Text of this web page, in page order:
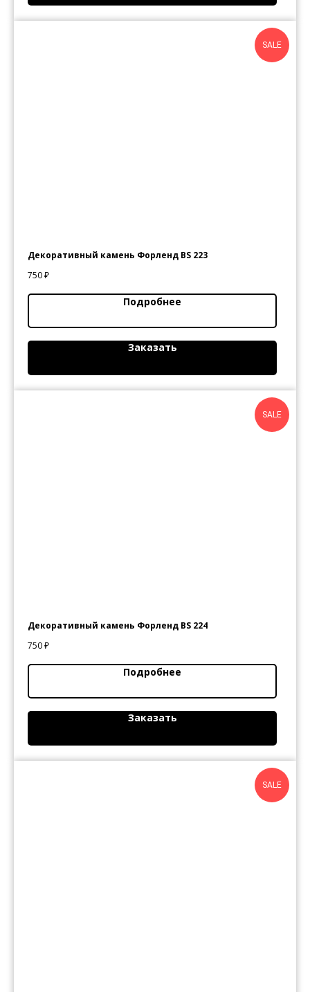
SALE
Декоративный камень Форленд BS 223
750₽
Подробнее
Заказать
SALE
Декоративный камень Форленд BS 224
750₽
Подробнее
Заказать
SALE